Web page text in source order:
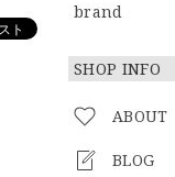
brand
SHOP INFO
ABOUT
BLOG